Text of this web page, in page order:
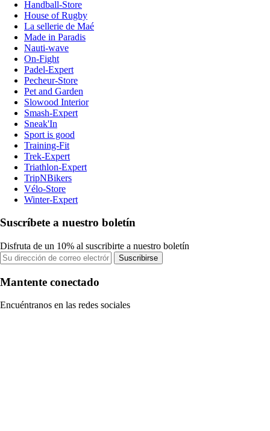
Handball-Store
House of Rugby
La sellerie de Maé
Made in Paradis
Nauti-wave
On-Fight
Padel-Expert
Pecheur-Store
Pet and Garden
Slowood Interior
Smash-Expert
Sneak'In
Sport is good
Training-Fit
Trek-Expert
Triathlon-Expert
TripNBikers
Vélo-Store
Winter-Expert
Suscríbete a nuestro boletín
Disfruta de un 10% al suscribirte a nuestro boletín
Suscribirse
Mantente conectado
Encuéntranos en las redes sociales